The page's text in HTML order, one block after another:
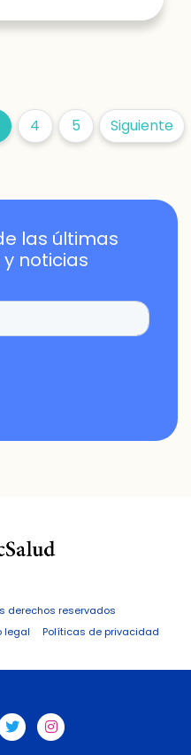
4 5 Siguiente
las últimas
noticias
derechos reservados
legal Políticas de privacidad